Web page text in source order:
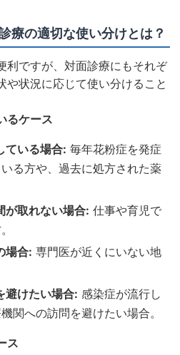
療の適切な使い分けとは？
利ですが、対面診療にもそれぞ
や状況に応じて使い分けること
るケース
ている場合: 毎年花粉症を発症
る方や、過去に処方された薬
が取れない場合: 仕事や育児で
場合: 専門医が近くにいない地
避けたい場合: 感染症が流行し
関への訪問を避けたい場合。
ス